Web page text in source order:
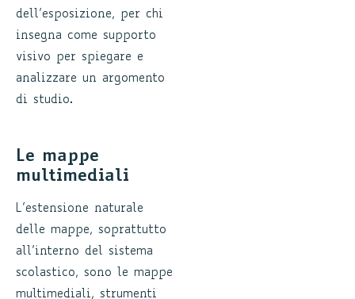
dell’esposizione, per chi
insegna come supporto
visivo per spiegare e
analizzare un argomento
di studio.
Le mappe
multimediali
L’estensione naturale
delle mappe, soprattutto
all’interno del sistema
scolastico, sono le mappe
multimediali, strumenti